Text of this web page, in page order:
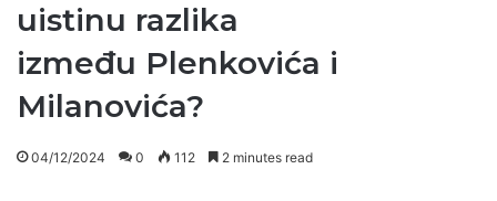
uistinu razlika
između Plenkovića i
Milanovića?
04/12/2024 0 112 2 minutes read